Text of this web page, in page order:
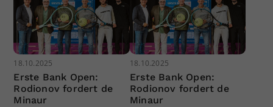
18.10.2025
Erste Bank Open:
Rodionov fordert de
Minaur
18.10.2025
Erste Bank Open:
Rodionov fordert de
Minaur